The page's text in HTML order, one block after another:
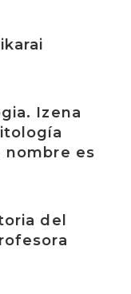
Izena
nombre es
del